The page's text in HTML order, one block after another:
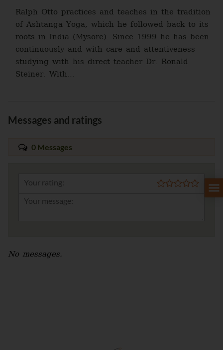
Ralph Otto practices and teaches in the tradition
of Ashtanga Yoga, which he followed back to its
roots in India (Mysore). Since 1999 he has been
continuously and with care and attentiveness
studying with his direct teacher Dr. Ronald
Steiner. With...
Messages and ratings
0 Messages
Your rating:
No messages.